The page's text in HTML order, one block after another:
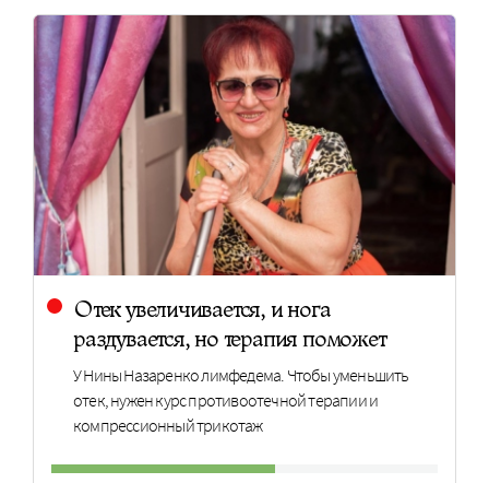
Отек увеличивается, и нога
раздувается, но терапия поможет
У Нины Назаренко лимфедема. Чтобы уменьшить
отек, нужен курс противоотечной терапии и
компрессионный трикотаж